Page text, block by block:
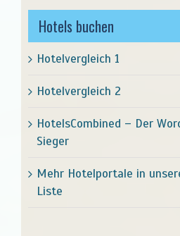
Hotels buchen
Hotelvergleich 1
Hotelvergleich 2
HotelsCombined – Der
Sieger
Mehr Hotelportale in
Liste